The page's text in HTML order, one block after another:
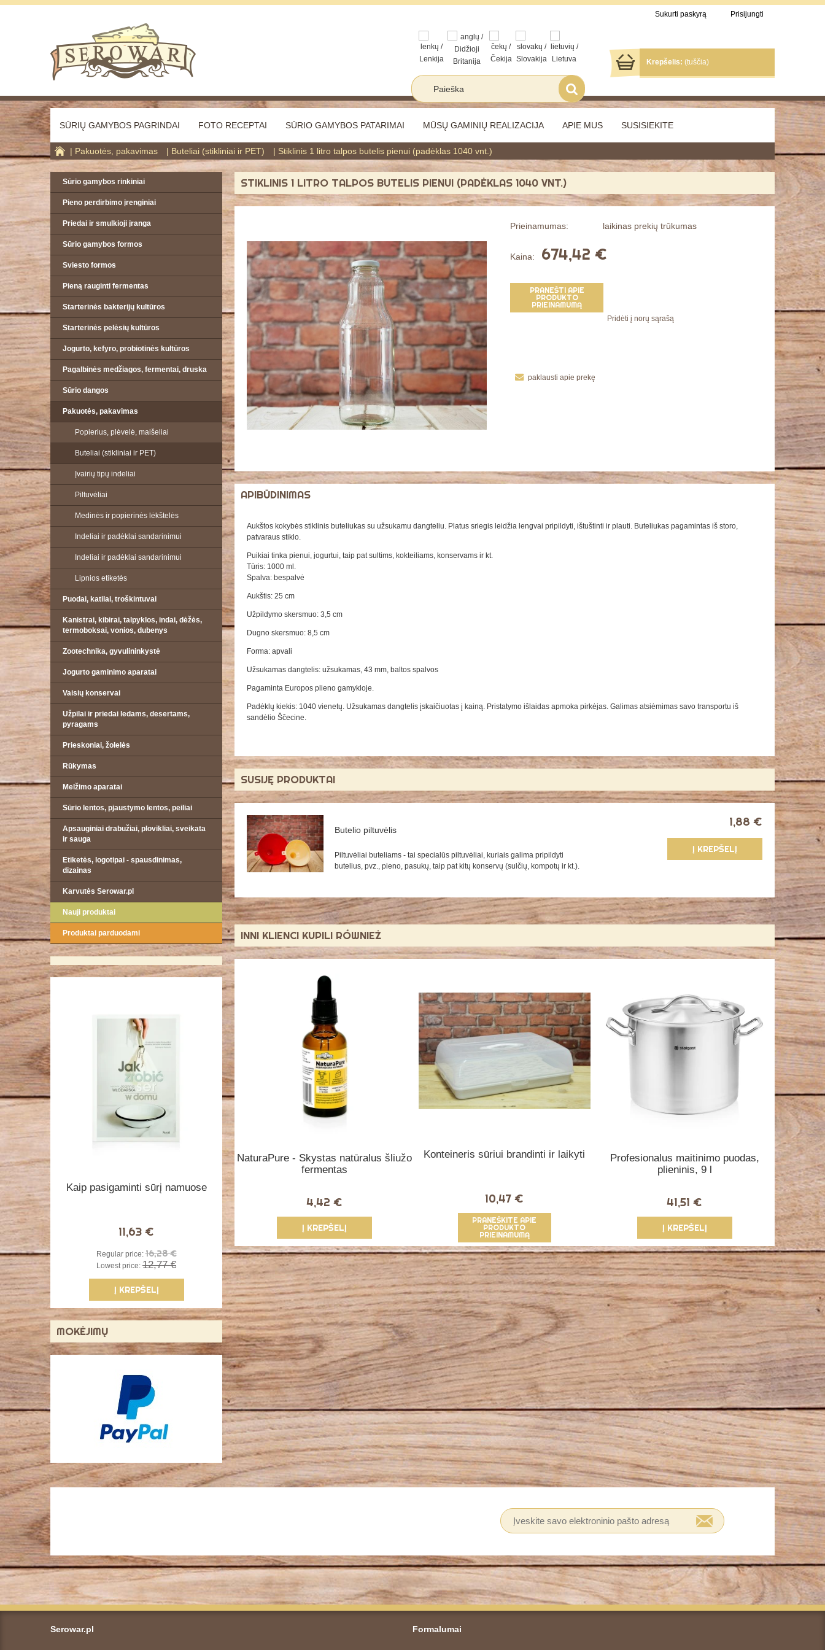
Sukurti paskyrą Prisijungti
Krepšelis: (tuščia)
SŪRIŲ GAMYBOS PAGRINDAI FOTO RECEPTAI SŪRIO GAMYBOS PATARIMAI MŪSŲ GAMINIŲ REALIZACIJA APIE MUS SUSISIEKITE
Pakuotės, pakavimas Buteliai (stikliniai ir PET) Stiklinis 1 litro talpos butelis pienui (padėklas 1040 vnt.)
Sūrio gamybos rinkiniai
Pieno perdirbimo įrenginiai
Priedai ir smulkioji įranga
Sūrio gamybos formos
Sviesto formos
Pieną rauginti fermentas
Starterinės bakterijų kultūros
Starterinės pelėsių kultūros
Jogurto, kefyro, probiotinės kultūros
Pagalbinės medžiagos, fermentai, druska
Sūrio dangos
Pakuotės, pakavimas
Popierius, plėvelė, maišeliai
Buteliai (stikliniai ir PET)
Įvairių tipų indeliai
Piltuvėliai
Medinės ir popierinės lėkštelės
Indeliai ir padėklai sandarinimui
Indeliai ir padėklai sandarinimui
Lipnios etiketės
Puodai, katilai, troškintuvai
Kanistrai, kibirai, talpyklos, indai, dėžės,
termoboksai, vonios, dubenys
Zootechnika, gyvulininkystė
Jogurto gaminimo aparatai
Vaisių konservai
Užpilai ir priedai ledams, desertams,
pyragams
Prieskoniai, žolelės
Rūkymas
Melžimo aparatai
Sūrio lentos, pjaustymo lentos, peiliai
Apsauginiai drabužiai, plovikliai, sveikata
ir sauga
Etiketės, logotipai - spausdinimas,
dizainas
Karvutės Serowar.pl
Nauji produktai
Produktai parduodami
Kaip pasigaminti sūrį namuose
11,63 €
Regular price:16,28 €
Lowest price: 12,77 €
Į KREPŠELĮ
MOKĖJIMŲ
STIKLINIS 1 LITRO TALPOS BUTELIS PIENUI (PADĖKLAS 1040 VNT.)
Prieinamumas: laikinas prekių trūkumas
Kaina: 674,42 €
PRANEŠTI APIE
PRODUKTO
PRIEINAMUMĄ
Pridėti į norų sąrašą
paklausti apie prekę
APIBŪDINIMAS
Aukštos kokybės stiklinis buteliukas su užsukamu dangteliu. Platus sriegis leidžia lengvai pripildyti, ištuštinti ir plauti. Buteliukas pagamintas iš storo,
patvaraus stiklo.
Puikiai tinka pienui, jogurtui, taip pat sultims, kokteiliams, konservams ir kt.
Tūris: 1000 ml.
Spalva: bespalvė
Aukštis: 25 cm
Užpildymo skersmuo: 3,5 cm
Dugno skersmuo: 8,5 cm
Forma: apvali
Užsukamas dangtelis: užsukamas, 43 mm, baltos spalvos
Pagaminta Europos plieno gamykloje.
Padėklų kiekis: 1040 vienetų. Užsukamas dangtelis įskaičiuotas į kainą. Pristatymo išlaidas apmoka pirkėjas. Galimas atsiėmimas savo transportu iš
sandėlio Ščecine.
SUSIJĘ PRODUKTAI
Butelio piltuvėlis
Piltuvėliai buteliams - tai specialūs piltuvėliai, kuriais galima pripildyti
butelius, pvz., pieno, pasukų, taip pat kitų konservų (sulčių, kompotų ir kt.).
1,88 €
Į KREPŠELĮ
INNI KLIENCI KUPILI RÓWNIEŻ
NaturaPure - Skystas natūralus šliužo
fermentas
4,42 €
Į KREPŠELĮ
Konteineris sūriui brandinti ir laikyti
10,47 €
PRANEŠKITE APIE
PRODUKTO
PRIEINAMUMĄ
Profesionalus maitinimo puodas,
plieninis, 9 l
41,51 €
Į KREPŠELĮ
Serowar.pl Formalumai